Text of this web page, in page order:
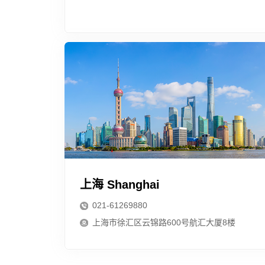
上海 Shanghai
021-61269880
上海市徐汇区云锦路600号航汇大厦8楼